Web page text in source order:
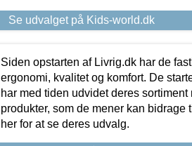
Se udvalget på Kids-world.dk
Siden opstarten af Livrig.dk har de
ergonomi, kvalitet og komfort. De
har med tiden udvidet deres
produkter, som de mener kan bidrage
her for at se deres udvalg.